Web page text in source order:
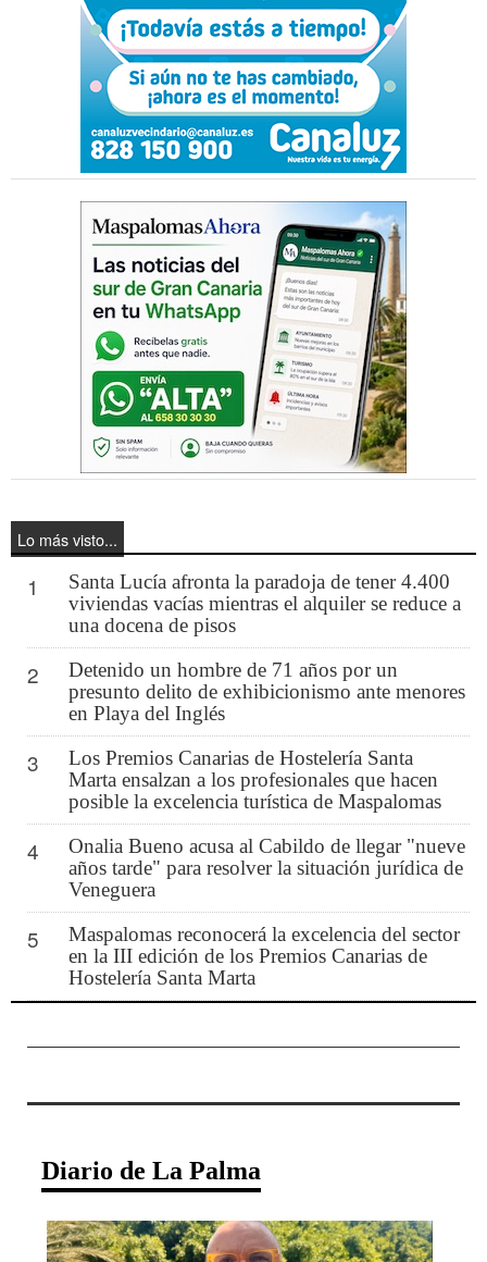
Lo más visto...
1
Santa Lucía afronta la paradoja de tener 4.400
viviendas vacías mientras el alquiler se reduce a
una docena de pisos
2
Detenido un hombre de 71 años por un
presunto delito de exhibicionismo ante menores
en Playa del Inglés
3
Los Premios Canarias de Hostelería Santa
Marta ensalzan a los profesionales que hacen
posible la excelencia turística de Maspalomas
4
Onalia Bueno acusa al Cabildo de llegar "nueve
años tarde" para resolver la situación jurídica de
Veneguera
5
Maspalomas reconocerá la excelencia del sector
en la III edición de los Premios Canarias de
Hostelería Santa Marta
Diario de La Palma